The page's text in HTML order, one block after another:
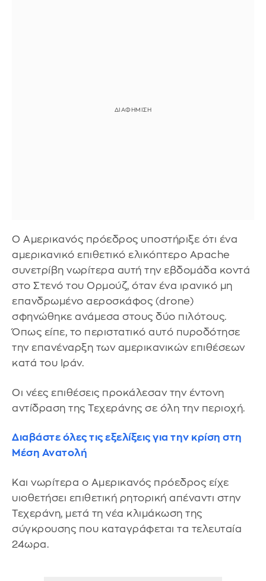
Ο Αμερικανός πρόεδρος υποστήριξε ότι ένα
αμερικανικό επιθετικό ελικόπτερο Apache
συνετρίβη νωρίτερα αυτή την εβδομάδα κοντά
στο Στενό του Ορμούζ, όταν ένα ιρανικό μη
επανδρωμένο αεροσκάφος (drone)
σφηνώθηκε ανάμεσα στους δύο πιλότους.
Όπως είπε, το περιστατικό αυτό πυροδότησε
την επανέναρξη των αμερικανικών επιθέσεων
κατά του Ιράν.
Οι νέες επιθέσεις προκάλεσαν την έντονη
αντίδραση της Τεχεράνης σε όλη την περιοχή.
Διαβάστε όλες τις εξελίξεις για την κρίση στη
Μέση Ανατολή
Και νωρίτερα ο Αμερικανός πρόεδρος είχε
υιοθετήσει επιθετική ρητορική απέναντι στην
Τεχεράνη, μετά τη νέα κλιμάκωση της
σύγκρουσης που καταγράφεται τα τελευταία
24ωρα.